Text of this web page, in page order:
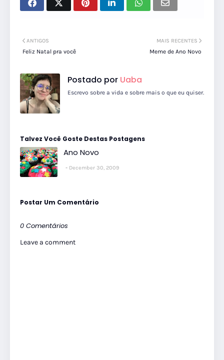
MAIS RECENTES
Meme de Ano Novo
ANTIGOS
Feliz Natal pra você
Postado por Uaba
Escrevo sobre a vida e sobre mais o que eu quiser.
Talvez Você Goste Destas Postagens
Ano Novo
December 30, 2009
Postar Um Comentário
0 Comentários
Leave a comment